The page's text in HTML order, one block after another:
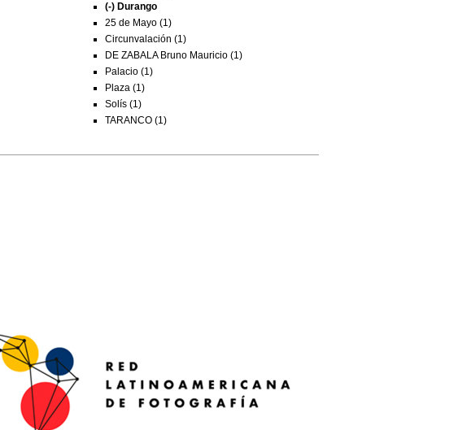
(-) Durango
25 de Mayo (1)
Circunvalación (1)
DE ZABALA Bruno Mauricio (1)
Palacio (1)
Plaza (1)
Solís (1)
TARANCO (1)